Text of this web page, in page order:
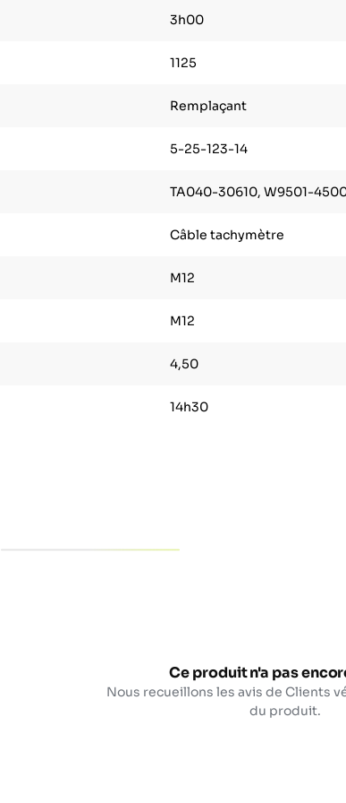
3h00
1125
Remplaçant
5-25-123-14
TA040-30610, W9501-
Câble tachymètre
M12
M12
4,50
14h30
Ce produit n'a pas
Nous recueillons les avis de Clients
du produit.